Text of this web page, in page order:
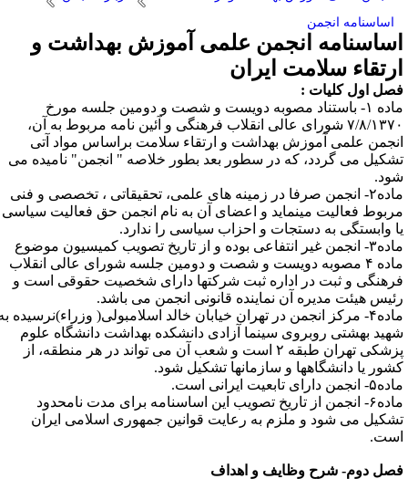
اساسنامه انجمن
انجمن علمی آموزش بهداشت و
سلامت ایران
اول کلیات :
ماده ۱- باستناد مصوبه دویست و شصت و دومین جلسه مورخ
۷/۸/۱۳۷۰ شورای عالی انقلاب فرهنگی و آئین نامه مربوط به آن،
علمی آموزش بهداشت و ارتقاء سلامت براساس مواد آتی
می گردد، که در سطور بعد بطور خلاصه " انجمن" نامیده می
ماده۲- انجمن صرفا در زمینه های علمی، تحقیقاتی ، تخصصی و فنی
فعالیت مینماید و اعضای آن به نام انجمن حق فعالیت سیاسی
وابستگی به دستجات و احزاب سیاسی را ندارد.
ماده۳- انجمن غیر انتفاعی بوده و از تاریخ تصویب کمیسیون موضوع
ماده ۴ مصوبه دویست و شصت و دومین جلسه شورای عالی انقلاب
و ثبت در اداره ثبت شرکتها دارای شخصیت حقوقی است و
هیئت مدیره آن نماینده قانونی انجمن می باشد.
ماده۴- مرکز انجمن در تهران خیابان خالد اسلامبولی( وزراء)نرسیده به
بهشتی روبروی سینما آزادی دانشکده بهداشت دانشگاه علوم
پزشکی تهران طبقه ۲ است و شعب آن می تواند در هر منطقه، از
یا دانشگاهها و سازمانها تشکیل شود.
دارای تابعیت ایرانی است.
ماده۶- انجمن از تاریخ تصویب این اساسنامه برای مدت نامحدود
می شود و ملزم به رعایت قوانین جمهوری اسلامی ایران
دوم- شرح وظایف و اهداف